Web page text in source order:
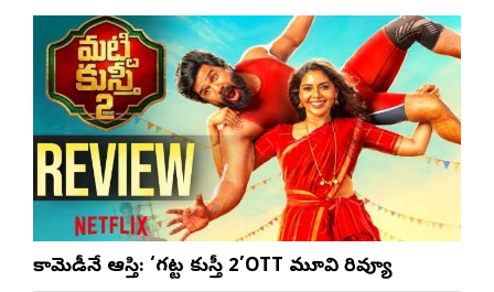
భట్టివిక్రమార్క
కామెడీనే ఆస్తి: ‘గట్ట కుస్తీ 2’OTT మూవి రివ్యూ